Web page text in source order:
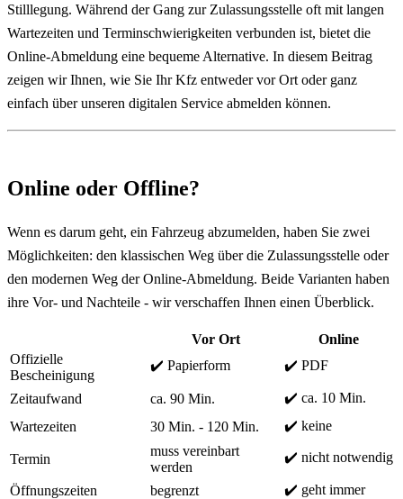
Stilllegung. Während der Gang zur Zulassungsstelle oft mit langen
Wartezeiten und Terminschwierigkeiten verbunden ist, bietet die
Online-Abmeldung eine bequeme Alternative. In diesem Beitrag
zeigen wir Ihnen, wie Sie Ihr Kfz entweder vor Ort oder ganz
einfach über unseren digitalen Service abmelden können.
Online oder Offline?
Wenn es darum geht, ein Fahrzeug abzumelden, haben Sie zwei
Möglichkeiten: den klassischen Weg über die Zulassungsstelle oder
den modernen Weg der Online-Abmeldung. Beide Varianten haben
ihre Vor- und Nachteile - wir verschaffen Ihnen einen Überblick.
Vor Ort
Online
Offizielle
Bescheinigung
✔️ Papierform ✔️ PDF
Zeitaufwand ca. 90 Min.
✔️ ca. 10 Min.
Wartezeiten
30 Min. - 120 Min. ✔️ keine
Termin
muss vereinbart
werden
✔️ nicht notwendig
Öffnungszeiten begrenzt ✔️ geht immer